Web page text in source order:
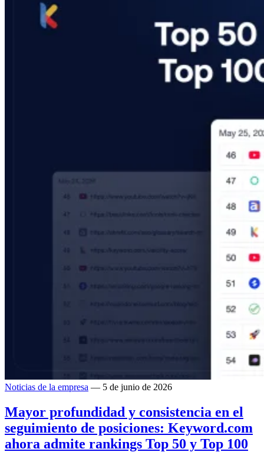
Noticias de la empresa — 5 de junio de 2026
Mayor profundidad y consistencia en el
seguimiento de posiciones: Keyword.com
ahora admite rankings Top 50 y Top 100